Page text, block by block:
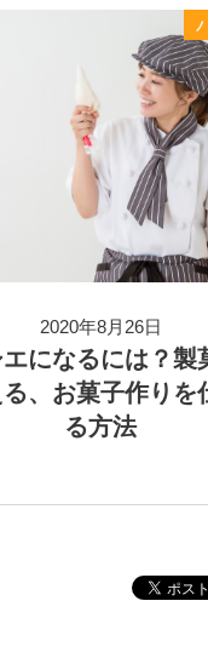
2020年8月26日
になるには？製
、お菓子作りを
る方法